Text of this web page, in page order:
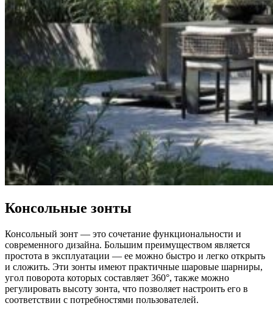
Консольные зонты
Консольный зонт — это сочетание функциональности и
современного дизайна. Большим преимуществом является
простота в эксплуатации — ее можно быстро и легко открыть
и сложить. Эти зонты имеют практичные шаровые шарниры,
угол поворота которых составляет 360°, также можно
регулировать высоту зонта, что позволяет настроить его в
соответствии с потребностями пользователей.